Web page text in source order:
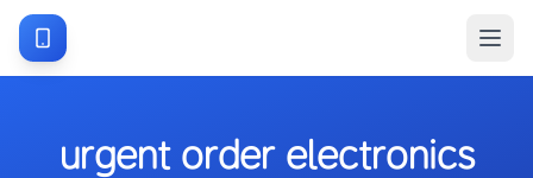
urgent order electronics